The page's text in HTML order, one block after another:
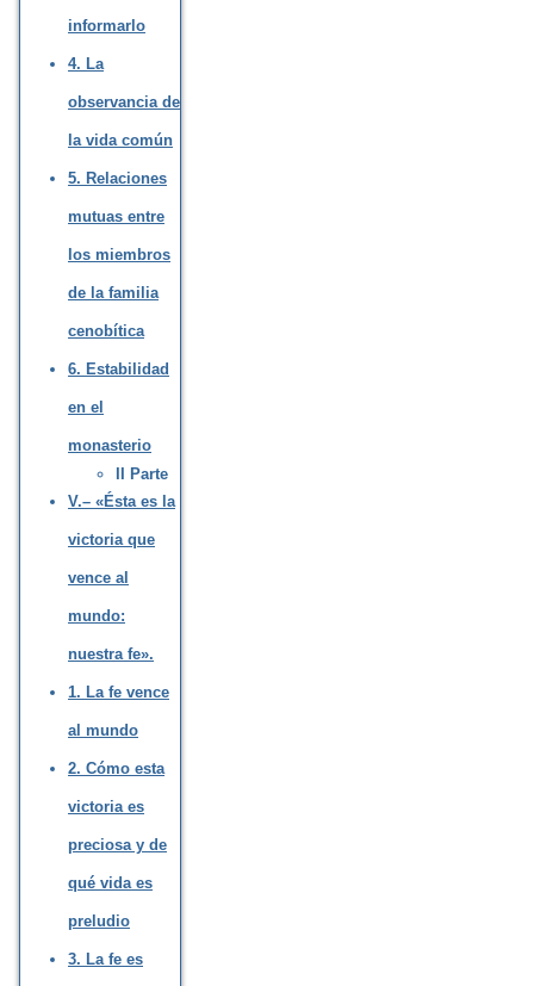
informarlo
4. La
observancia de
la vida común
5. Relaciones
mutuas entre
los miembros
de la familia
cenobítica
6. Estabilidad
en el
monasterio
II Parte
V.– «Ésta es la
victoria que
vence al
mundo:
nuestra fe».
1. La fe vence
al mundo
2. Cómo esta
victoria es
preciosa y de
qué vida es
preludio
3. La fe es